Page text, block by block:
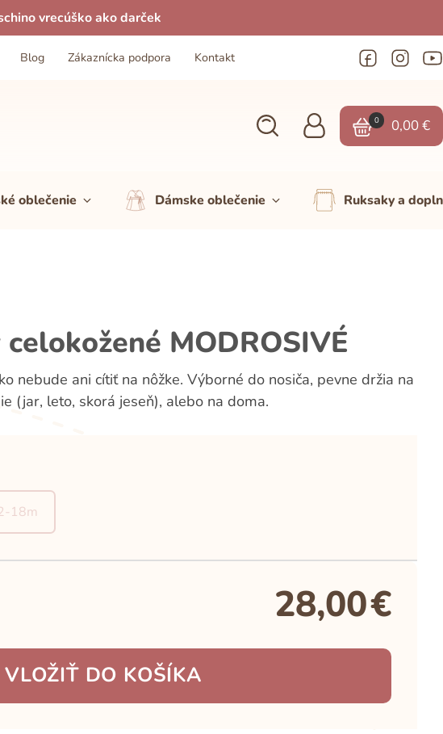
vrecúško ako darček
Blog Zákaznícka podpora Kontakt
0 0,00€
oblečenie Dámske oblečenie Ruksaky a
MODROSIVÉ
nebude ani cítiť na nôžke. Výborné do nosiča, pevne držia na
(jar, leto, skorá jeseň), alebo na doma.
18m
28,00€
VLOŽIŤ DO KOŠÍKA